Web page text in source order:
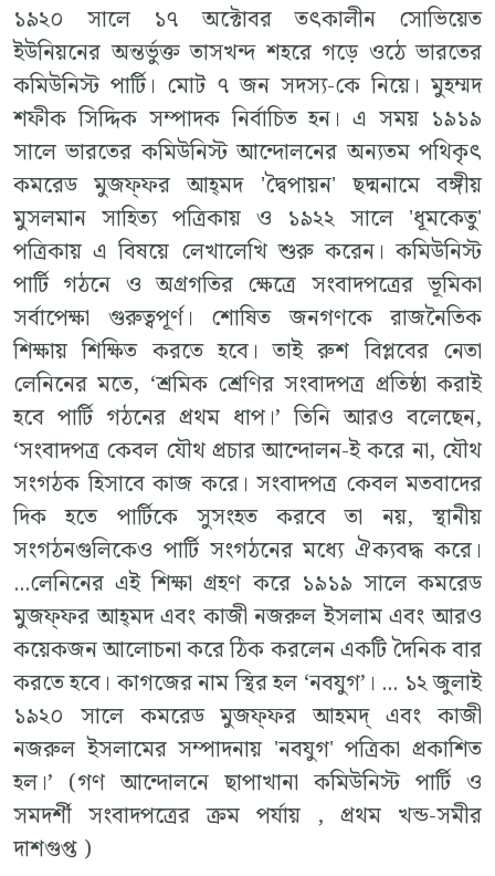
১৯২০ সালে ১৭ অক্টোবর তৎকালীন সোভিয়েত
ইউনিয়নের অন্তর্ভুক্ত তাসখন্দ শহরে গড়ে ওঠে ভারতের
কমিউনিস্ট পার্টি। মোট ৭ জন সদস‍্য-কে নিয়ে। মুহম্মদ
শফীক সিদ্দিক সম্পাদক নির্বাচিত হন। এ সময় ১৯১৯
সালে ভারতের কমিউনিস্ট আন্দোলনের অন‍্যতম পথিকৃৎ
কমরেড মুজফ্‌ফর আহ্‌মদ 'দ্বৈপায়ন' ছদ্মনামে বঙ্গীয়
মুসলমান সাহিত‍্য পত্রিকায় ও ১৯২২ সালে 'ধূমকেতু'
পত্রিকায় এ বিষয়ে লেখালেখি শুরু করেন। কমিউনিস্ট
পার্টি গঠনে ও অগ্রগতির ক্ষেত্রে সংবাদপত্রের ভূমিকা
সর্বাপেক্ষা গুরুত্বপূর্ণ। শোষিত জনগণকে রাজনৈতিক
শিক্ষায় শিক্ষিত করতে হবে। তাই রুশ বিপ্লবের নেতা
লেনিনের মতে, ‘শ্রমিক শ্রেণির সংবাদপত্র প্রতিষ্ঠা করাই
হবে পার্টি গঠনের প্রথম ধাপ।’ তিনি আরও বলেছেন,
‘সংবাদপত্র কেবল যৌথ প্রচার আন্দোলন-ই করে না, যৌথ
সংগঠক হিসাবে কাজ করে। সংবাদপত্র কেবল মতবাদের
দিক হতে পার্টিকে সুসংহত করবে তা নয়, স্থানীয়
সংগঠনগুলিকেও পার্টি সংগঠনের মধ‍্যে ঐক‍্যবদ্ধ করে।
...লেনিনের এই শিক্ষা গ্রহণ করে ১৯১৯ সালে কমরেড
মুজফ্‌ফর আহ্‌মদ এবং কাজী নজরুল ইসলাম এবং আরও
কয়েকজন আলোচনা করে ঠিক করলেন একটি দৈনিক বার
করতে হবে। কাগজের নাম স্থির হল ‘নবযুগ’। ... ১২ জুলাই
১৯২০ সালে কমরেড মুজফ্ফর আহমদ্ এবং কাজী
নজরুল ইসলামের সম্পাদনায় 'নবযুগ' পত্রিকা প্রকাশিত
হল।’ (গণ আন্দোলনে ছাপাখানা কমিউনিস্ট পার্টি ও
সমদর্শী সংবাদপত্রের ক্রম পর্যায় , প্রথম খন্ড-সমীর
দাশগুপ্ত )